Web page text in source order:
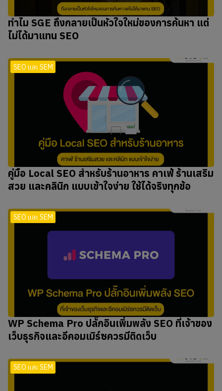
ทำไม SGE ถึงกลายเป็นหัวใจใหม่ของการค้นหา แต่
ไม่ได้มาแทน SEO
SEO และ SEM
คู่มือ Local SEO สำหรับร้านอาหาร คาเฟ่ ร้านเสริม
สวย และคลินิก แบบเข้าใจง่าย ใช้ได้จริงทุกข้อ
SEO และ SEM
WP Schema Pro ปลั๊กอินเพิ่มพลัง SEO ที่เจ้าของ
เว็บธุรกิจและอีคอมเมิร์ซควรมีติดเว็บ
SEO และ SEM